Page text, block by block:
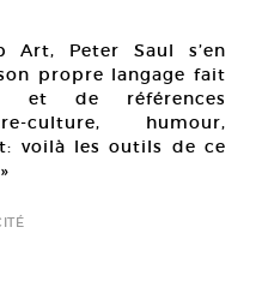
Art, Peter Saul s’en
propre langage fait
et de références
culture, humour,
voilà les outils de ce